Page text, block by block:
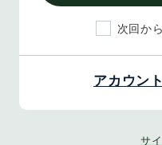
次回か
アカウン
サ